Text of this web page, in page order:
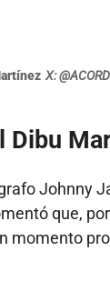
X:
Dibu
Johnny
que,
momento